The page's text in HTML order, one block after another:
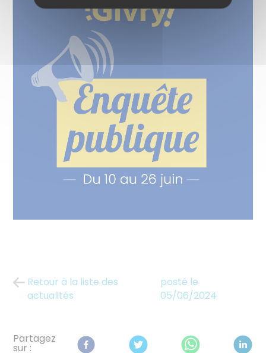
Retour à la liste des
actualités
posté le
05/06/2024
Partagez
sur :